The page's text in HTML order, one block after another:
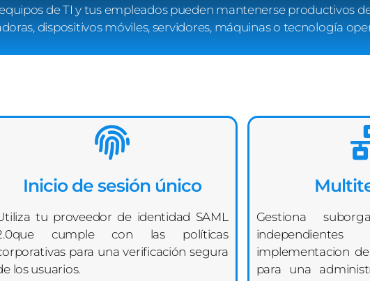
de TI y tus empleados pueden mantenerse productivos
dispositivos móviles, servidores, máquinas o tecnología
Inicio de sesión único
tu proveedor de identidad SAML
cumple con las políticas
para una verificación segura
los usuarios.
Gestiona
implementacion
para una